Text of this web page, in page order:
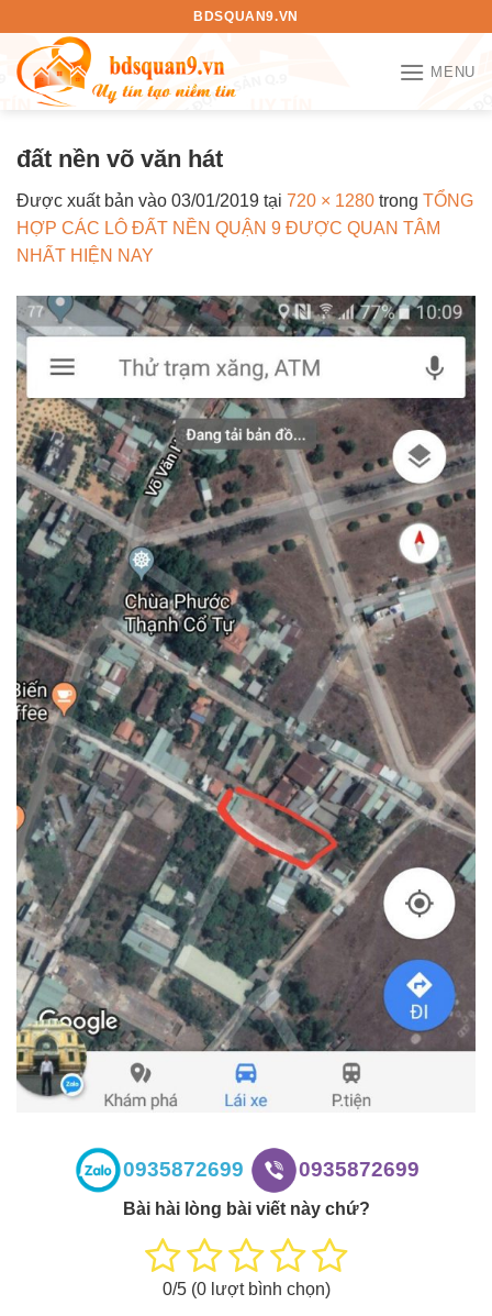
nội
dung
BDSQUAN9.VN
MENU
đất nền võ văn hát
Được xuất bản vào 03/01/2019 tại 720 × 1280 trong TỔNG
HỢP CÁC LÔ ĐẤT NỀN QUẬN 9 ĐƯỢC QUAN TÂM
NHẤT HIỆN NAY
0935872699 0935872699
Bài hài lòng bài viết này chứ?
0/5 (0lượt bình chọn)